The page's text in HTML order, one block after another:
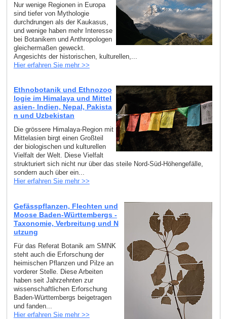
Nur wenige Regionen in Europa
sind tiefer von Mythologie
durchdrungen als der Kaukasus,
und wenige haben mehr Interesse
bei Botanikern und Anthropologen
gleichermaßen geweckt.
Angesichts der historischen, kulturellen,...
Hier erfahren Sie mehr >>
Ethnobotanik und Ethnozoo
logie im Himalaya und Mittel
asien- Indien, Nepal, Pakista
n und Uzbekistan
Die grössere Himalaya-Region mit
Mittelasien birgt einen Großteil
der biologischen und kulturellen
Vielfalt der Welt. Diese Vielfalt
strukturiert sich nicht nur über das steile Nord-Süd-Höhengefälle,
sondern auch über ein...
Hier erfahren Sie mehr >>
Gefässpflanzen, Flechten und
Moose Baden-Württembergs -
Taxonomie, Verbreitung und N
utzung
Für das Referat Botanik am SMNK
steht auch die Erforschung der
heimischen Pflanzen und Pilze an
vorderer Stelle. Diese Arbeiten
haben seit Jahrzehnten zur
wissenschaftlichen Erforschung
Baden-Württembergs beigetragen
und fanden...
Hier erfahren Sie mehr >>